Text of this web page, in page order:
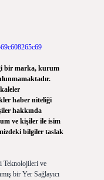
bir marka, kurum
haber niteliği
hakkında
ve kişiler ile isim
bilgiler taslak
Teknolojileri ve
bir Yer Sağlayıcı